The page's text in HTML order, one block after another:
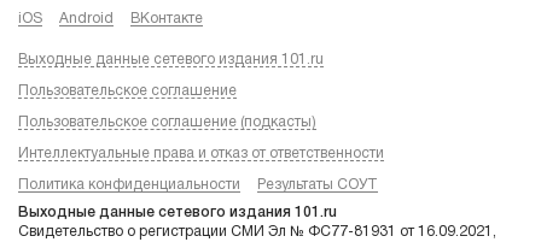
iOS Android ВКонтакте
Выходные данные сетевого издания 101.ru
Пользовательское соглашение
Пользовательское соглашение (подкасты)
Интеллектуальные права и отказ от ответственности
Политика конфиденциальности Результаты СОУТ
Выходные данные сетевого издания 101.ru
Свидетельство о регистрации СМИ Эл № ФС77-81931 от 16.09.2021,